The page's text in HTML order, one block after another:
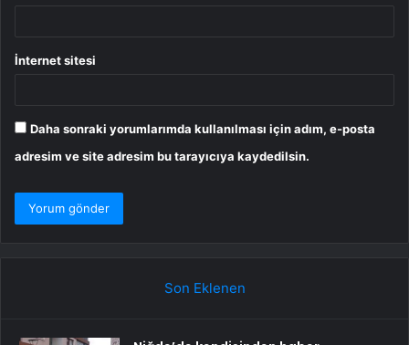
İnternet sitesi
Daha sonraki yorumlarımda kullanılması için adım, e-posta
adresim ve site adresim bu tarayıcıya kaydedilsin.
Son Eklenen